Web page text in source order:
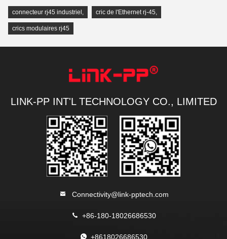
connecteur rj45 industriel , cric de l'Ethernet rj-45,
crics modulaires rj45
LINK-PP INT'L TECHNOLOGY CO., LIMITED
Connectivity@link-pptech.com
+86-180-18026686530
+8618026686530